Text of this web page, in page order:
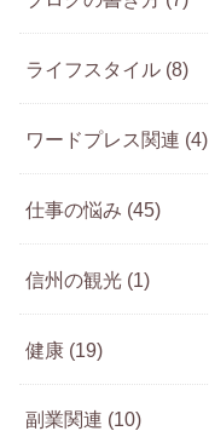
ライフスタイル (8)
ワードプレス関連 (4)
仕事の悩み (45)
信州の観光 (1)
健康 (19)
副業関連 (10)